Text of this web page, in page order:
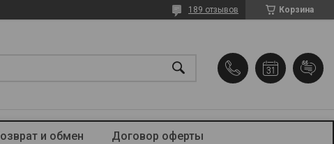
Корзина
189 отзывов
и обмен Договор оферты